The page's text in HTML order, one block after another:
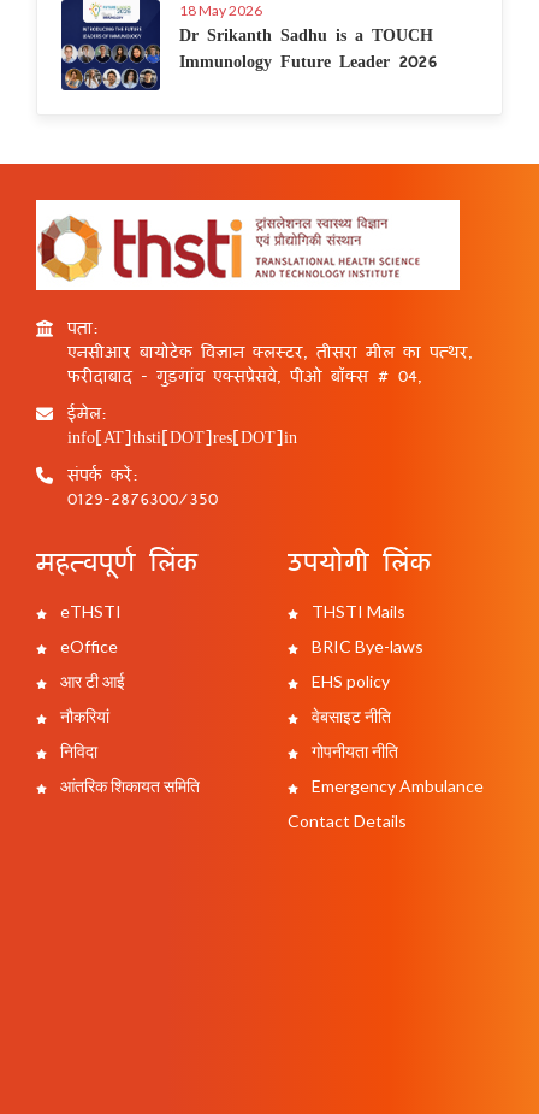
18 May 2026
Dr Srikanth Sadhu is a TOUCH
Immunology Future Leader 2026
पता:
एनसीआर बायोटेक विज्ञान क्लस्टर, तीसरा मील का पत्थर,
फरीदाबाद - गुड़गांव एक्सप्रेसवे, पीओ बॉक्स # 04,
ईमेल:
info[AT]thsti[DOT]res[DOT]in
संपर्क करें:
0129-2876300/350
महत्वपूर्ण लिंक
eTHSTI
eOffice
आर टी आई
नौकरियां
निविदा
आंतरिक शिकायत समिति
उपयोगी लिंक
THSTI Mails
BRIC Bye-laws
EHS policy
वेबसाइट नीति
गोपनीयता नीति
Emergency Ambulance
Contact Details